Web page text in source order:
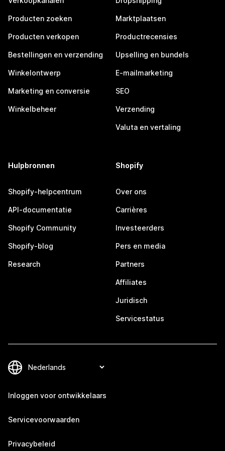
Producten zoeken
Producten verkopen
Bestellingen en verzending
Winkelontwerp
Marketing en conversie
Winkelbeheer
Marktplaatsen
Productrecensies
Upselling en bundels
E-mailmarketing
SEO
Verzending
Valuta en vertaling
Hulpbronnen
Shopify-helpcentrum
API-documentatie
Shopify Community
Shopify-blog
Research
Shopify
Over ons
Carrières
Investeerders
Pers en media
Partners
Affiliates
Juridisch
Servicestatus
Inloggen voor ontwikkelaars
Servicevoorwaarden
Privacybeleid